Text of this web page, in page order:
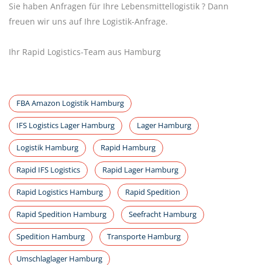
Sie haben Anfragen für Ihre Lebensmittellogistik ? Dann
freuen wir uns auf Ihre Logistik-Anfrage.
Ihr Rapid Logistics-Team aus Hamburg
FBA Amazon Logistik Hamburg
IFS Logistics Lager Hamburg Lager Hamburg
Logistik Hamburg Rapid Hamburg
Rapid IFS Logistics Rapid Lager Hamburg
Rapid Logistics Hamburg Rapid Spedition
Rapid Spedition Hamburg Seefracht Hamburg
Spedition Hamburg Transporte Hamburg
Umschlaglager Hamburg